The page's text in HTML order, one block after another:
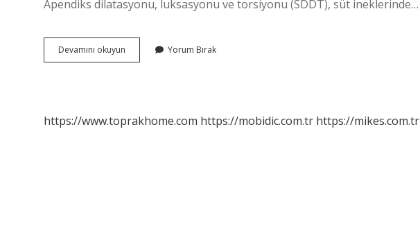
Apendiks dilatasyonu, luksasyonu ve torsiyonu (SDDT), süt ineklerinde…
Devamını okuyun
Kör
Yorum Bırak
https://www.toprakhome.com https://mobidic.com.tr https://mikes.com.tr